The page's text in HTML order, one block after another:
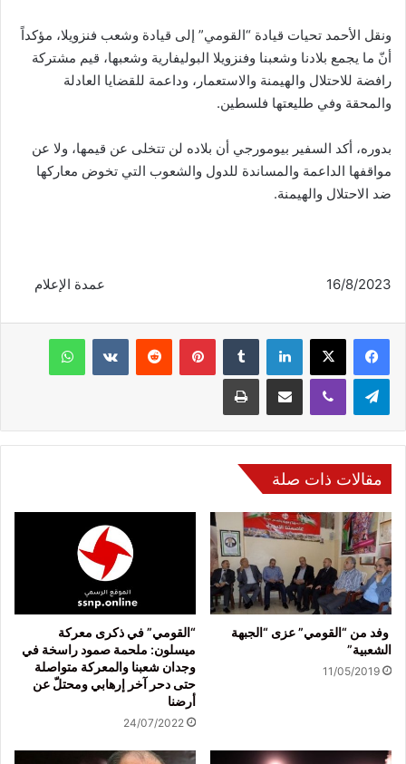
ونقل الأحمد تحيات قيادة “القومي” إلى قيادة وشعب فنزويلا، مؤكداً
أنّ ما يجمع بلادنا وشعبنا وفنزويلا البوليفارية وشعبها، قيم مشتركة
رافضة للاحتلال والهيمنة والاستعمار، وداعمة للقضايا العادلة
والمحقة وفي طليعتها فلسطين.
بدوره، أكد السفير بيومورجي أن بلاده لن تتخلى عن قيمها، ولا عن
مواقفها الداعمة والمساندة للدول والشعوب التي تخوض معاركها
ضد الاحتلال والهيمنة.
16/8/2023 عمدة الإعلام
فيسبوك لينكدإن بينتيريست
مقالات ذات صلة
وفد من “القومي” عزى “الجبهة
الشعبية”
11/05/2019
“القومي” في ذكرى معركة
ميسلون: ملحمة صمود راسخة في
وجدان شعبنا والمعركة متواصلة
حتى دحر آخر إرهابي ومحتلّ عن
أرضنا
24/07/2022